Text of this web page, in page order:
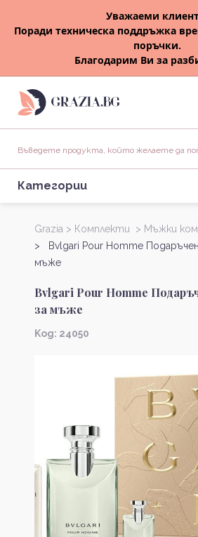
Уважаеми
Поради техническа поддръжка
поръчки.
Благодарим Ви за
Категории
Grazia > Комплекти > Мъжки
> Bvlgari Pour Homme
мъже
Bvlgari Pour Homme
за мъже
Kод: 24050